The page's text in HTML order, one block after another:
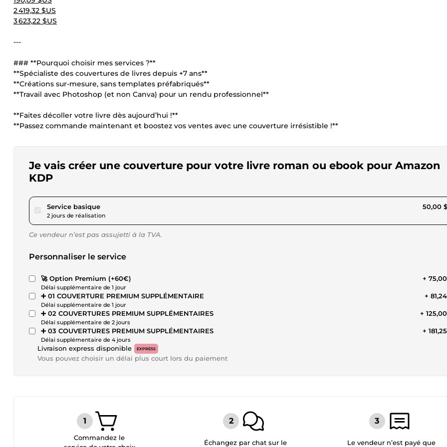
2 419,32 $US
3 623,22 $US
---
### **Pourquoi choisir mes services ?**
**Spécialiste des couvertures de livres depuis +7 ans**
**Créations sur-mesure, sans templates préfabriqués**
**Travail avec Photoshop (et non Canva) pour un rendu professionnel**
**Faites décoller votre livre dès aujourd’hui !**
**Passez commande maintenant et boostez vos ventes avec une couverture irrésistible !**
Je vais créer une couverture pour votre livre roman ou ebook pour Amazon
KDP
Service basiquepour 46,08 $US
2 jours de réalisation
50,00
Ce vendeur n’est pas assujetti à la TVA.
Personnaliser le service
🚀 Option Premium (+60€)
Délai supplémentaire de 1 jour
+
➕ 01 COUVERTURE PREMIUM SUPPLÉMENTAIRE
Délai supplémentaire de 1 jour
+
➕ 02 COUVERTURES PREMIUM SUPPLÉMENTAIRES
Délai supplémentaire de 2 jours
+
➕ 03 COUVERTURES PREMIUM SUPPLÉMENTAIRES
Délai supplémentaire de 4 jours
+
Livraison express disponible EXPRESS
Vous pouvez choisir un délai plus court lors du paiement
Commandez le
Échangez par chat sur le Le vendeur n’est payé que